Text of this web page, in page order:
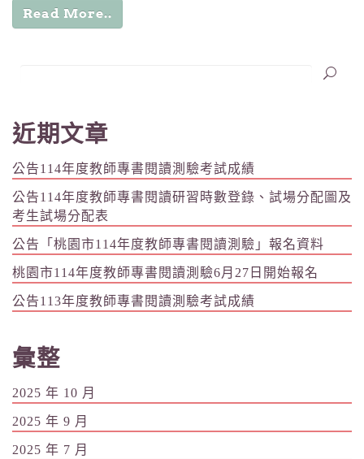
Read More..
近期文章
公告114年度教師專書閱讀測驗考試成績
公告114年度教師專書閱讀研習時數登錄、試場分配圖及
考生試場分配表
公告「桃園市114年度教師專書閱讀測驗」報名資料
桃園市114年度教師專書閱讀測驗6月27日開始報名
公告113年度教師專書閱讀測驗考試成績
彙整
2025 年 10 月
2025 年 9 月
2025 年 7 月